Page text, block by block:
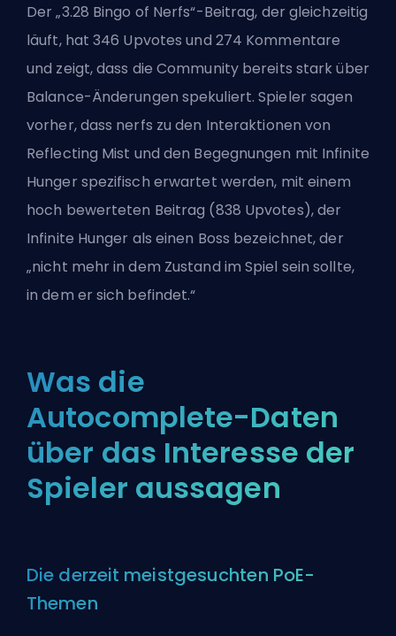
Der „3.28 Bingo of Nerfs“-Beitrag, der gleichzeitig
läuft, hat 346 Upvotes und 274 Kommentare
und zeigt, dass die Community bereits stark über
Balance-Änderungen spekuliert. Spieler sagen
vorher, dass nerfs zu den Interaktionen von
Reflecting Mist und den Begegnungen mit Infinite
Hunger spezifisch erwartet werden, mit einem
hoch bewerteten Beitrag (838 Upvotes), der
Infinite Hunger als einen Boss bezeichnet, der
„nicht mehr in dem Zustand im Spiel sein sollte,
in dem er sich befindet.“
Was die
Autocomplete-Daten
über das Interesse der
Spieler aussagen
Die derzeit meistgesuchten PoE-
Themen